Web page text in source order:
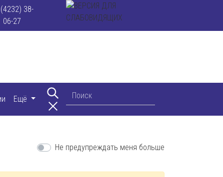
38-
06-27
Ещё
Не предупреждать меня больше